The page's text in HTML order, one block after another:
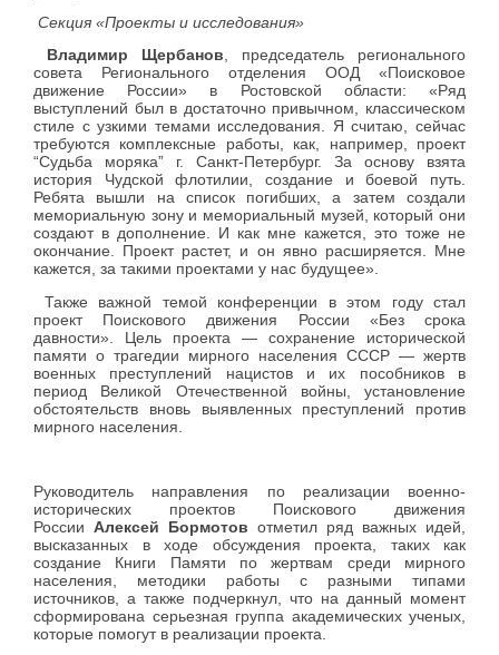
Секция «Проекты и исследования»
Владимир Щербанов, председатель регионального
совета Регионального отделения ООД «Поисковое
движение России» в Ростовской области: «Ряд
выступлений был в достаточно привычном, классическом
стиле с узкими темами исследования. Я считаю, сейчас
требуются комплексные работы, как, например, проект
“Судьба моряка” г. Санкт-Петербург. За основу взята
история Чудской флотилии, создание и боевой путь.
Ребята вышли на список погибших, а затем создали
мемориальную зону и мемориальный музей, который они
создают в дополнение. И как мне кажется, это тоже не
окончание. Проект растет, и он явно расширяется. Мне
кажется, за такими проектами у нас будущее».
Также важной темой конференции в этом году стал
проект Поискового движения России «Без срока
давности». Цель проекта — сохранение исторической
памяти о трагедии мирного населения СССР — жертв
военных преступлений нацистов и их пособников в
период Великой Отечественной войны, установление
обстоятельств вновь выявленных преступлений против
мирного населения.
Руководитель направления по реализации военно-
исторических проектов Поискового движения
России Алексей Бормотов отметил ряд важных идей,
высказанных в ходе обсуждения проекта, таких как
создание Книги Памяти по жертвам среди мирного
населения, методики работы с разными типами
источников, а также подчеркнул, что на данный момент
сформирована серьезная группа академических ученых,
которые помогут в реализации проекта.